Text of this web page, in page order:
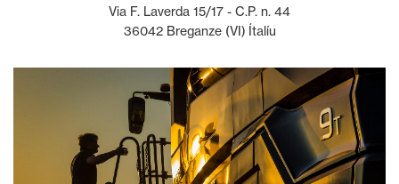
Via F. Laverda 15/17 - C.P. n. 44
36042 Breganze (VI) Ítalíu